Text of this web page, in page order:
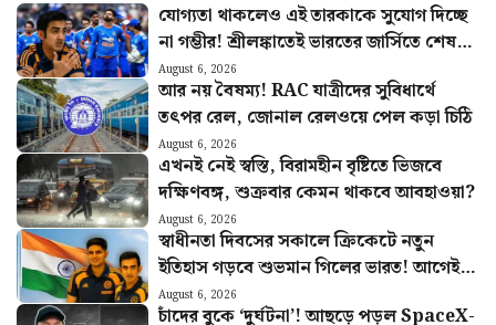
যোগ্যতা থাকলেও এই তারকাকে সুযোগ দিচ্ছে
না গম্ভীর! শ্রীলঙ্কাতেই ভারতের জার্সিতে শেষ
ম্যাচ খেলবেন এই ক্রিকেটার?
August 6, 2026
আর নয় বৈষম্য! RAC যাত্রীদের সুবিধার্থে
তৎপর রেল, জোনাল রেলওয়ে পেল কড়া চিঠি
August 6, 2026
এখনই নেই স্বস্তি, বিরামহীন বৃষ্টিতে ভিজবে
দক্ষিণবঙ্গ, শুক্রবার কেমন থাকবে আবহাওয়া?
August 6, 2026
স্বাধীনতা দিবসের সকালে ক্রিকেটে নতুন
ইতিহাস গড়বে শুভমান গিলের ভারত! আগেই
হুঙ্কার ছাড়লেন গম্ভীর
August 6, 2026
চাঁদের বুকে ‘দুর্ঘটনা’! আছড়ে পড়ল SpaceX-